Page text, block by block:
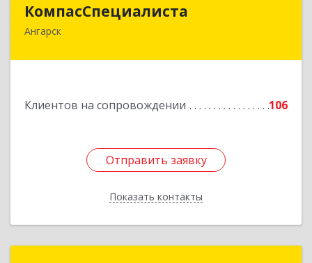
КомпасСпециалиста
Ангарск
Клиентов на сопровождении 106
Отправить заявку
Показать контакты
665826, Иркутская обл, Ангарск г, 12А мкр, дом
Отправить заявку
Назад